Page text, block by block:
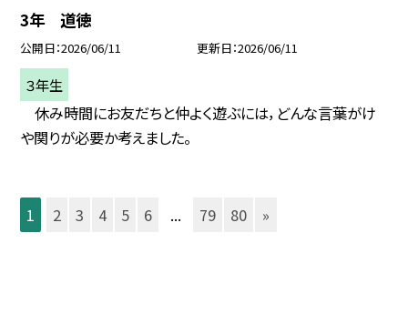
3年 道徳
公開日 2026/06/11 更新日 2026/06/11
３年生
休み時間にお友だちと仲よく遊ぶには，どんな言葉がけ
や関りが必要か考えました。
1 2 3 4 5 6 ... 79 80 »